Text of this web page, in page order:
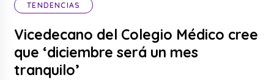
TENDENCIAS
Vicedecano del Colegio Médico cree
que ‘diciembre será un mes
tranquilo’